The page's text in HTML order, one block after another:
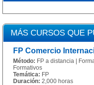
MÁS CURSOS QUE
FP Comercio
Método: FP a distancia |
Formativos
Temática: FP
Duración: 2,000 horas